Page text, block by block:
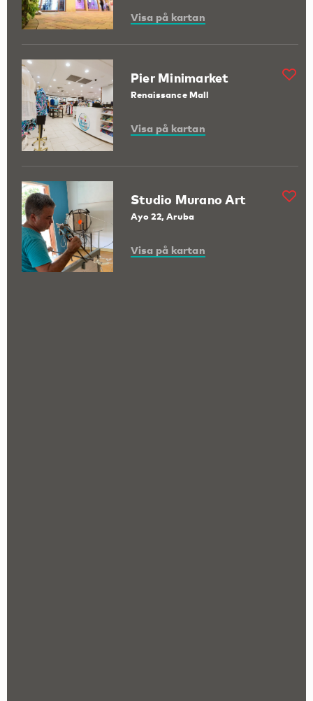
Visa på kartan
Pier Minimarket
Renaissance Mall
Visa på kartan
Studio Murano Art
Ayo 22, Aruba
Visa på kartan